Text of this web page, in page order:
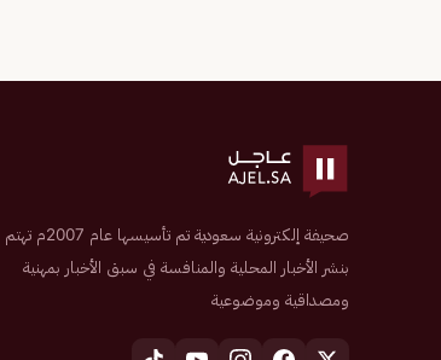
صحيفة إلكترونية سعودية تم تأسيسها عام 2007م تهتم
بنشر الأخبار المحلية والمنافسة في سبق الأخبار بمهنية
ومصداقية وموضوعية